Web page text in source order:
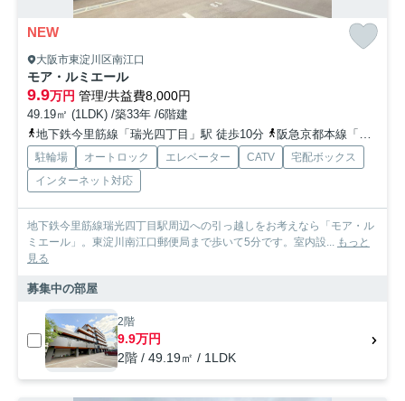
NEW
大阪市東淀川区南江口
モア・ルミエール
9.9万円 管理/共益費8,000円
49.19㎡ (1LDK) /築33年 /6階建
地下鉄今里筋線「瑞光四丁目」駅 徒歩10分
阪急京都本線「上新庄」駅 徒歩23分
駐輪場 オートロック エレベーター CATV
宅配ボックス
インターネット対応
地下鉄今里筋線瑞光四丁目駅周辺への引っ越しをお考えなら「モア・ル
ミエール」。東淀川南江口郵便局まで歩いて5分です。室内設... もっと
見る
募集中の部屋
2階
9.9万円
2階 / 49.19㎡ / 1LDK